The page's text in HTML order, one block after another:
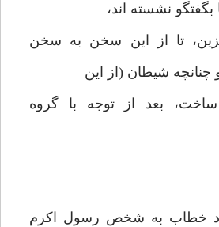
نشسته اند،
تا از اين سخن به سخن
چنانچه شيطان (از اين
بعد از توجه با گروه
خطاب به شخص رسول اكرم